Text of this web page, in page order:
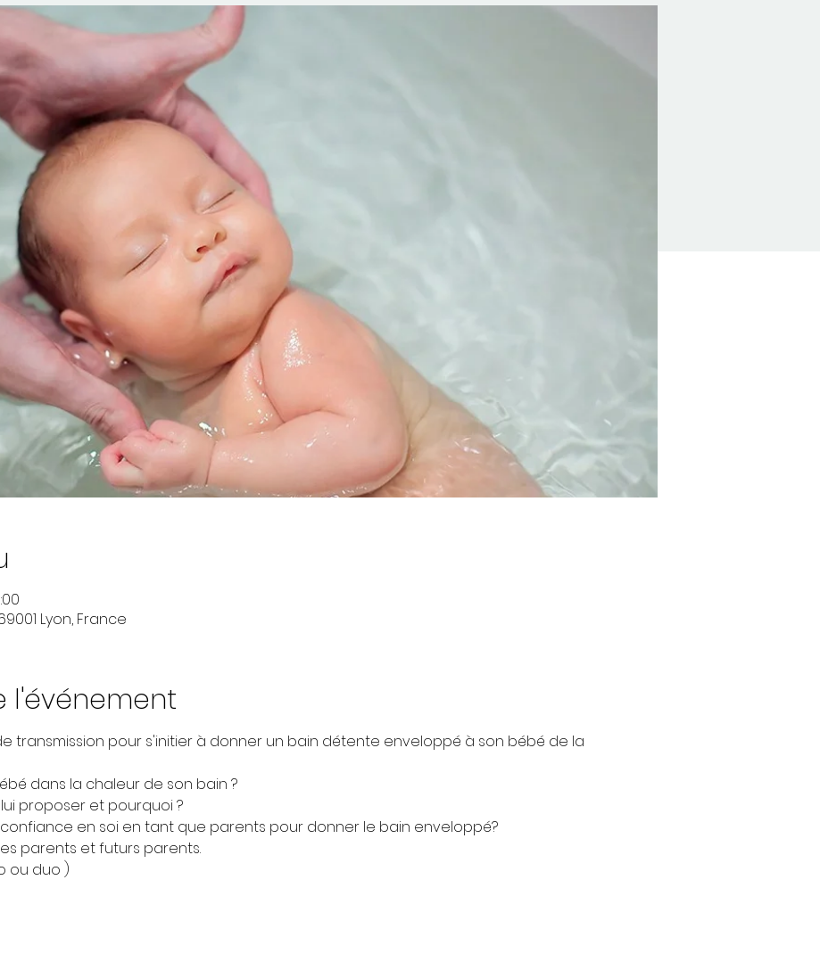
Lyon, France
l'événement
transmission pour s'initier à donner un bain détente enveloppé à son bébé de la
dans la chaleur de son bain ?
proposer et pourquoi ?
en soi en tant que parents pour donner le bain enveloppé?
parents et futurs parents.
ou duo )